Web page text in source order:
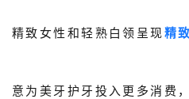
精致女性和轻熟白领呈现精
意为美牙护牙投入更多消费